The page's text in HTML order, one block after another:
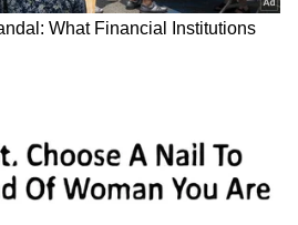
సేవ్ చేసి ఉంచుకోండి, మీ భార్య
ఉంటే సూచనల ప్రకారం
కూరగాయలు కొనుగోలు చేసి